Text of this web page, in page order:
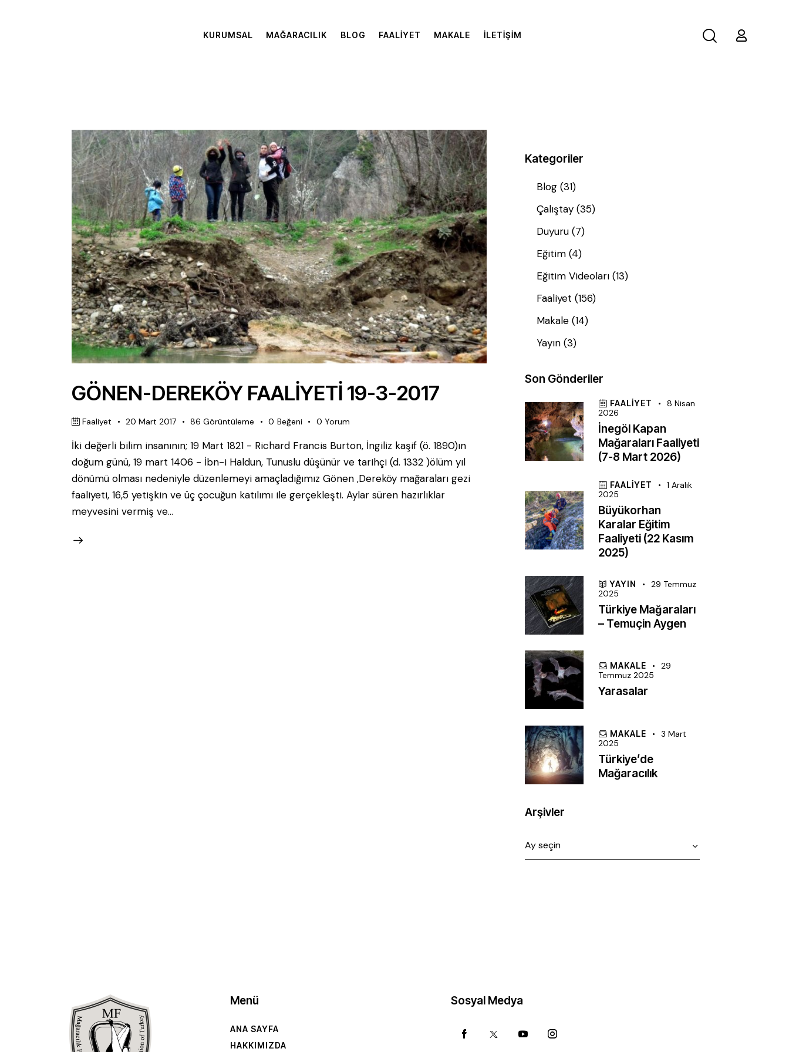
KURUMSAL MAĞARACILIK BLOG FAALIYET MAKALE İLETIŞIM
GÖNEN-DEREKÖY FAALİYETİ 19-3-2017
Faaliyet 20 Mart 2017 86 Görüntüleme 0 Beğeni 0 Yorum
İki değerli bilim insanının; 19 Mart 1821 - Richard Francis Burton, İngiliz kaşif (ö. 1890)ın
doğum günü, 19 mart 1406 - İbn-i Haldun, Tunuslu düşünür ve tarihçi (d. 1332 )ölüm yıl
dönümü olması nedeniyle düzenlemeyi amaçladığımız Gönen ,Dereköy mağaraları gezi
faaliyeti, 16,5 yetişkin ve üç çocuğun katılımı ile gerçekleşti. Aylar süren hazırlıklar
meyvesini vermiş ve…
Kategoriler
Blog (31)
Çalıştay (35)
Duyuru (7)
Eğitim (4)
Eğitim Videoları (13)
Faaliyet (156)
Makale (14)
Yayın (3)
Son Gönderiler
FAALIYET
8 Nisan
2026
İnegöl Kapan
Mağaraları Faaliyeti
(7-8 Mart 2026)
FAALIYET
1 Aralık
2025
Büyükorhan
Karalar Eğitim
Faaliyeti (22 Kasım
2025)
YAYIN
29 Temmuz
2025
Türkiye Mağaraları
– Temuçin Aygen
MAKALE
29
Temmuz 2025
Yarasalar
MAKALE
3 Mart
2025
Türkiye’de
Mağaracılık
Arşivler
Menü
ANA SAYFA
HAKKIMIZDA
Sosyal Medya